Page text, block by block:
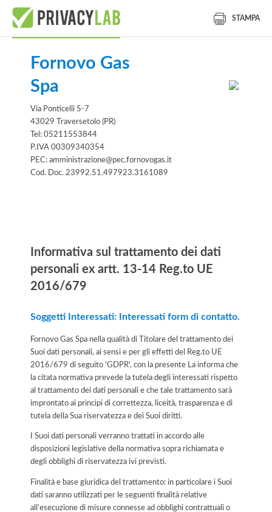
STAMPA
Fornovo Gas
Spa
Via Ponticelli 5-7
43029 Traversetolo (PR)
Tel: 05211553844
P.IVA 00309340354
PEC: amministrazione@pec.fornovogas.it
Cod. Doc. 23992.51.497923.3161089
Informativa sul trattamento dei dati
personali ex artt. 13-14 Reg.to UE
2016/679
Soggetti Interessati: Interessati form di contatto.
Fornovo Gas Spa nella qualità di Titolare del trattamento dei
Suoi dati personali, ai sensi e per gli effetti del Reg.to UE
2016/679 di seguito 'GDPR', con la presente La informa che
la citata normativa prevede la tutela degli interessati rispetto
al trattamento dei dati personali e che tale trattamento sarà
improntato ai principi di correttezza, liceità, trasparenza e di
tutela della Sua riservatezza e dei Suoi diritti.
I Suoi dati personali verranno trattati in accordo alle
disposizioni legislative della normativa sopra richiamata e
degli obblighi di riservatezza ivi previsti.
Finalità e base giuridica del trattamento: in particolare i Suoi
dati saranno utilizzati per le seguenti finalità relative
all’esecuzione di misure connesse ad obblighi contrattuali o